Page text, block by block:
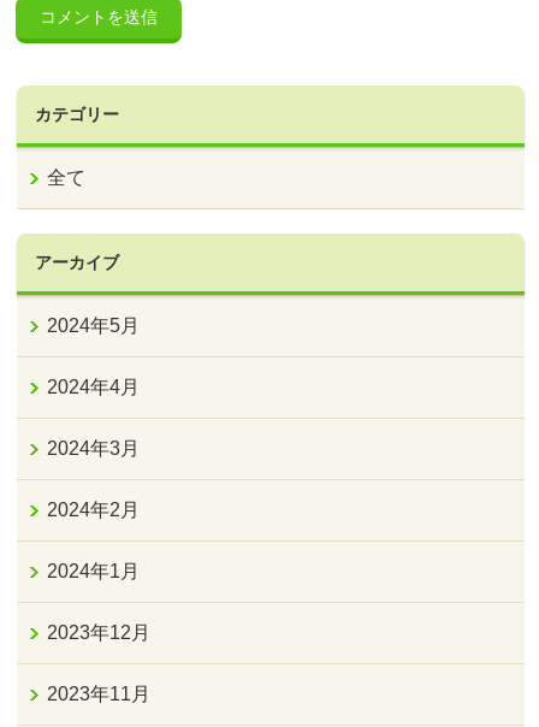
カテゴリー
全て
アーカイブ
2024年5月
2024年4月
2024年3月
2024年2月
2024年1月
2023年12月
2023年11月